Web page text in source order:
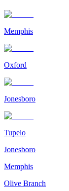
Memphis
Oxford
Jonesboro
Tupelo
Jonesboro
Memphis
Olive Branch